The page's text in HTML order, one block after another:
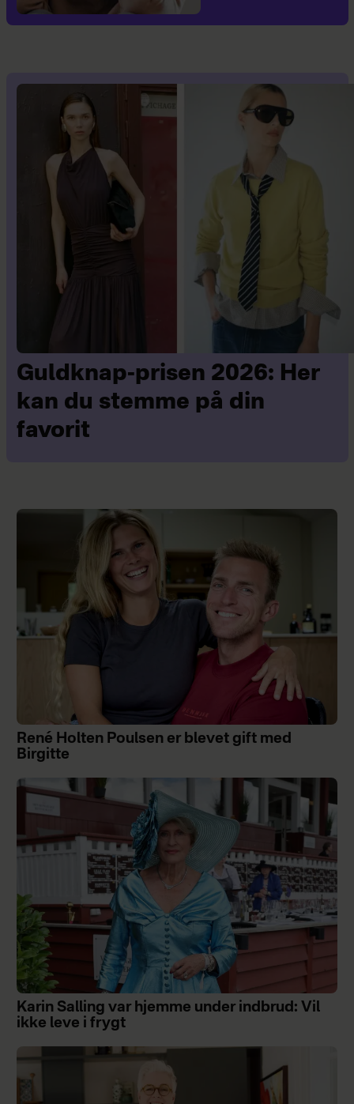
Guldknap-prisen 2026: Her
kan du stemme på din
favorit
René Holten Poulsen er blevet gift med
Birgitte
Karin Salling var hjemme under indbrud: Vil
ikke leve i frygt